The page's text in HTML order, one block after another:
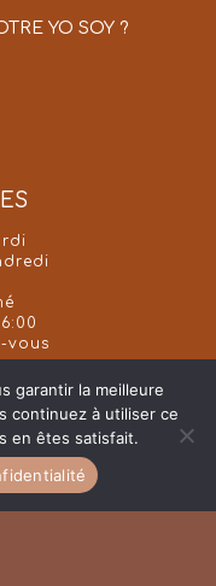
YO SOY ?
vous
email
garantir la meilleure
continuez à utiliser ce
en êtes satisfait.